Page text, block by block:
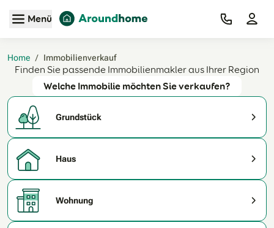
Zum Hauptinhalt
Menü
Home / Immobilienverkauf‎
Finden Sie passende Immobilienmakler aus Ihrer Region
Welche Immobilie möchten Sie verkaufen?
Grundstück
Haus
Wohnung